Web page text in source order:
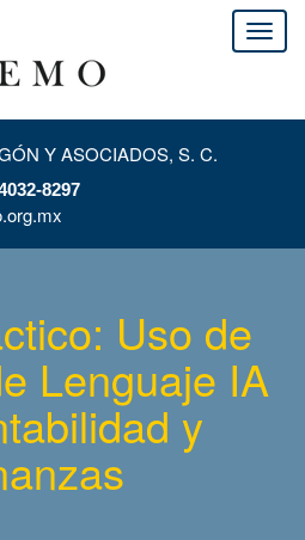
Y ASOCIADOS, S. C.
8297
Uso de
Lenguaje IA
y